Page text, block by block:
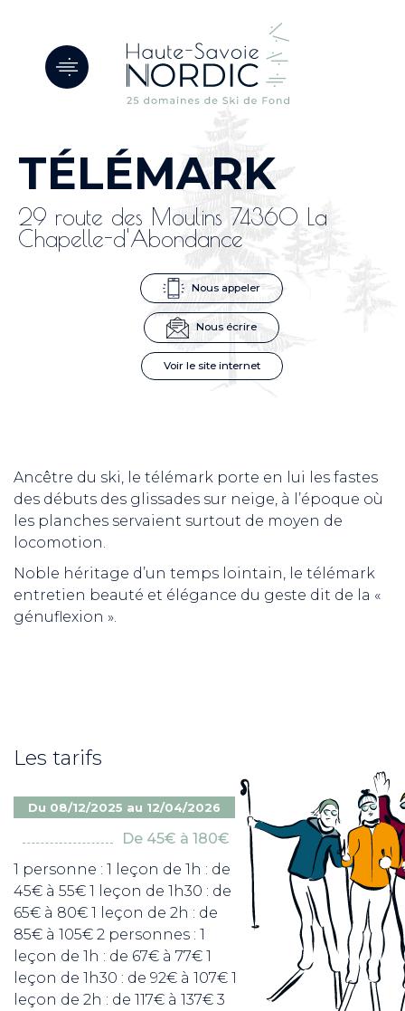
TÉLÉMARK
29 route des Moulins 74360 La
Chapelle-d'Abondance
Nous appeler
Nous écrire
Voir le site internet
Ancêtre du ski, le télémark porte en lui les fastes
des débuts des glissades sur neige, à l’époque où
les planches servaient surtout de moyen de
locomotion.
Noble héritage d’un temps lointain, le télémark
entretien beauté et élégance du geste dit de la «
génuflexion ».
Les tarifs
Du 08/12/2025 au 12/04/2026
De 45€ à 180€
1 personne : 1 leçon de 1h : de
45€ à 55€ 1 leçon de 1h30 : de
65€ à 80€ 1 leçon de 2h : de
85€ à 105€ 2 personnes : 1
leçon de 1h : de 67€ à 77€ 1
leçon de 1h30 : de 92€ à 107€ 1
leçon de 2h : de 117€ à 137€ 3